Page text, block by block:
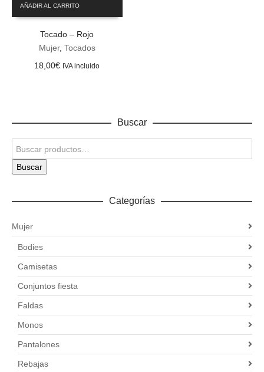
AÑADIR AL CARRITO
Tocado – Rojo
Mujer, Tocados
18,00€ IVA incluido
Buscar
Buscar
Categorías
Mujer
Bodies
Camisetas
Conjuntos fiesta
Faldas
Monos
Pantalones
Rebajas